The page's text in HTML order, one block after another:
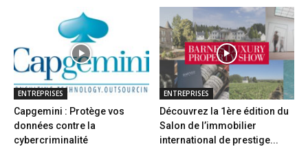
ENTREPRISES
Capgemini : Protège vos
données contre la
cybercriminalité
ENTREPRISES
Découvrez la 1ère édition du
Salon de l’immobilier
international de prestige...